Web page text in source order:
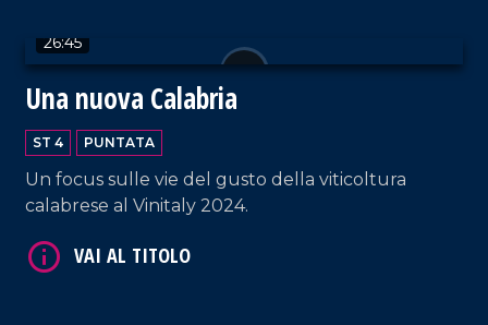
26:45
Una nuova Calabria
ST 4 PUNTATA
Un focus sulle vie del gusto della viticoltura
calabrese al Vinitaly 2024.
VAI AL TITOLO